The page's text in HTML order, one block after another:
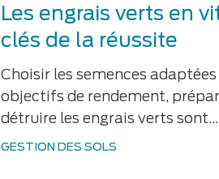
Les engrais verts en
clés de la réussite
GESTION DES SOLS
Choisir les semences
objectifs de rendement,
détruire les engrais verts sont…